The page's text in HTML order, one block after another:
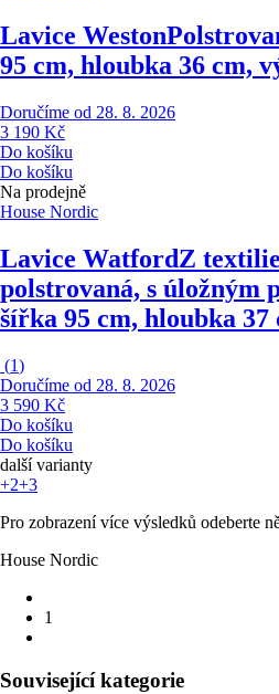
Lavice Weston
95 cm, hloubka 36 cm,
Doručíme od 28. 8. 2026
3 190 Kč
Do košíku
Do košíku
Na prodejně
House Nordic
Lavice WatfordZ
polstrovaná, s úložným
šířka 95 cm, hloubka 37
(1)
Doručíme od 28. 8. 2026
3 590 Kč
Do košíku
Do košíku
další varianty
+2+3
Pro zobrazení více výsledků odeberte
House Nordic
1
Související kategorie